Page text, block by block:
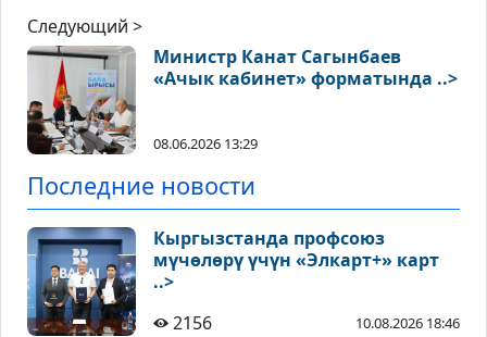
Следующий >
Министр Канат Сагынбаев
«Ачык кабинет» форматында ..>
08.06.2026 13:29
Последние новости
Кыргызстанда профсоюз
мүчөлөрү үчүн «Элкарт+» карт
..>
2156
10.08.2026 18:46